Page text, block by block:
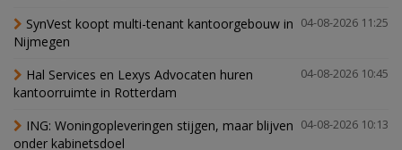
04-08-2026 11:25
SynVest koopt multi-tenant kantoorgebouw in
Nijmegen
04-08-2026 10:45
Hal Services en Lexys Advocaten huren
kantoorruimte in Rotterdam
04-08-2026 10:13
ING: Woningopleveringen stijgen, maar blijven
onder kabinetsdoel